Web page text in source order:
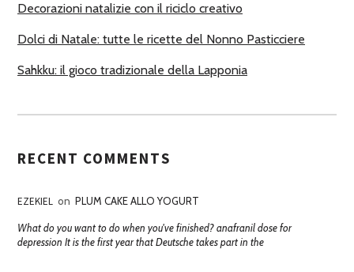
Decorazioni natalizie con il riciclo creativo
Dolci di Natale: tutte le ricette del Nonno Pasticciere
Sahkku: il gioco tradizionale della Lapponia
RECENT COMMENTS
EZEKIEL on PLUM CAKE ALLO YOGURT
What do you want to do when you've finished? anafranil dose for
depression It is the first year that Deutsche takes part in the